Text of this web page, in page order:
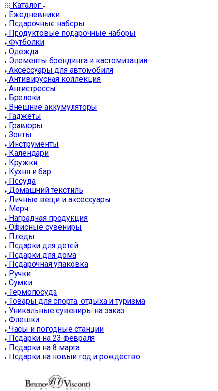
Каталог
Ежедневники
Подарочные наборы
Продуктовые подарочные наборы
Футболки
Одежда
Элементы брендинга и кастомизации
Аксессуары для автомобиля
Антивирусная коллекция
Антистрессы
Брелоки
Внешние аккумуляторы
Гаджеты
Гравюры
Зонты
Инструменты
Календари
Кружки
Кухня и бар
Посуда
Домашний текстиль
Личные вещи и аксессуары
Мерч
Наградная продукция
Офисные сувениры
Пледы
Подарки для детей
Подарки для дома
Подарочная упаковка
Ручки
Сумки
Термопосуда
Товары для спорта, отдыха и туризма
Уникальные сувениры на заказ
Флешки
Часы и погодные станции
Подарки на 23 февраля
Подарки на 8 марта
Подарки на новый год и рождество